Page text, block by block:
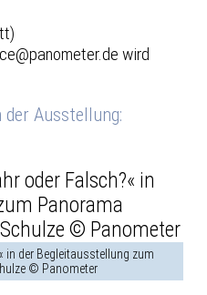
wird
Ausstellung:
in der Begleitausstellung zum
© Panometer